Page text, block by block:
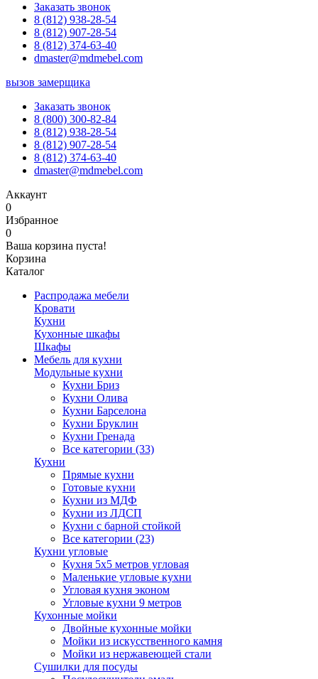
Заказать звонок
8 (812) 938-28-54
8 (812) 907-28-54
8 (812) 374-63-40
dmaster@mdmebel.com
вызов замерщика
Заказать звонок
8 (800) 300-82-84
8 (812) 938-28-54
8 (812) 907-28-54
8 (812) 374-63-40
dmaster@mdmebel.com
Аккаунт
0
Избранное
0
Ваша корзина пуста!
Корзина
Каталог
Распродажа мебели
Кровати
Кухни
Кухонные шкафы
Шкафы
Мебель для кухни
Модульные кухни
Кухни Бриз
Кухни Олива
Кухни Барселона
Кухни Бруклин
Кухни Гренада
Все категории (33)
Кухни
Прямые кухни
Готовые кухни
Кухни из МДФ
Кухни из ЛДСП
Кухни с барной стойкой
Все категории (23)
Кухни угловые
Кухня 5х5 метров угловая
Маленькие угловые кухни
Угловая кухня эконом
Угловые кухни 9 метров
Кухонные мойки
Двойные кухонные мойки
Мойки из искусственного камня
Мойки из нержавеющей стали
Сушилки для посуды